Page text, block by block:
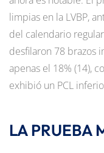
limpias en la LVBP,
del calendario
desfilaron 78 brazos
apenas el 18% (14),
exhibió un PCL
LA PRUEBA